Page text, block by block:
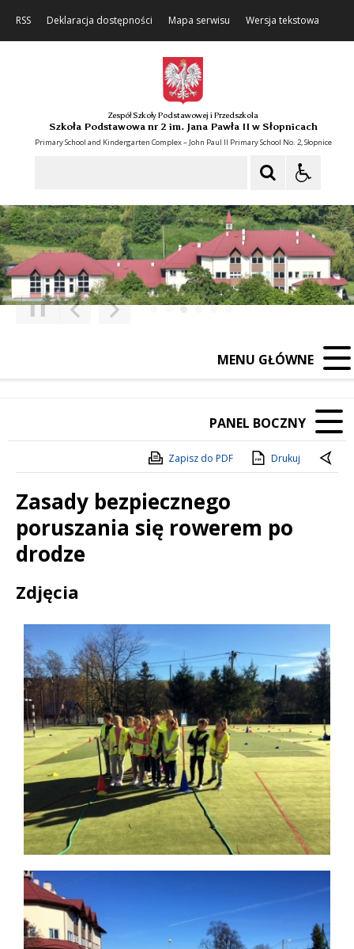
RSS Deklaracja dostępności Mapa serwisu Wersja tekstowa
Zespół Szkoły Podstawowej i Przedszkola
Szkoła Podstawowa nr 2 im. Jana Pawła II w Słopnicach
Primary School and Kindergarten Complex – John Paul II Primary School No. 2, Słopnice
Poprzedni Element
Następny Element
❚❚
MENU GŁÓWNE
PANEL BOCZNY
Zapisz do PDF Drukuj
Zasady bezpiecznego
poruszania się rowerem po
drodze
Treść
Zdjęcia